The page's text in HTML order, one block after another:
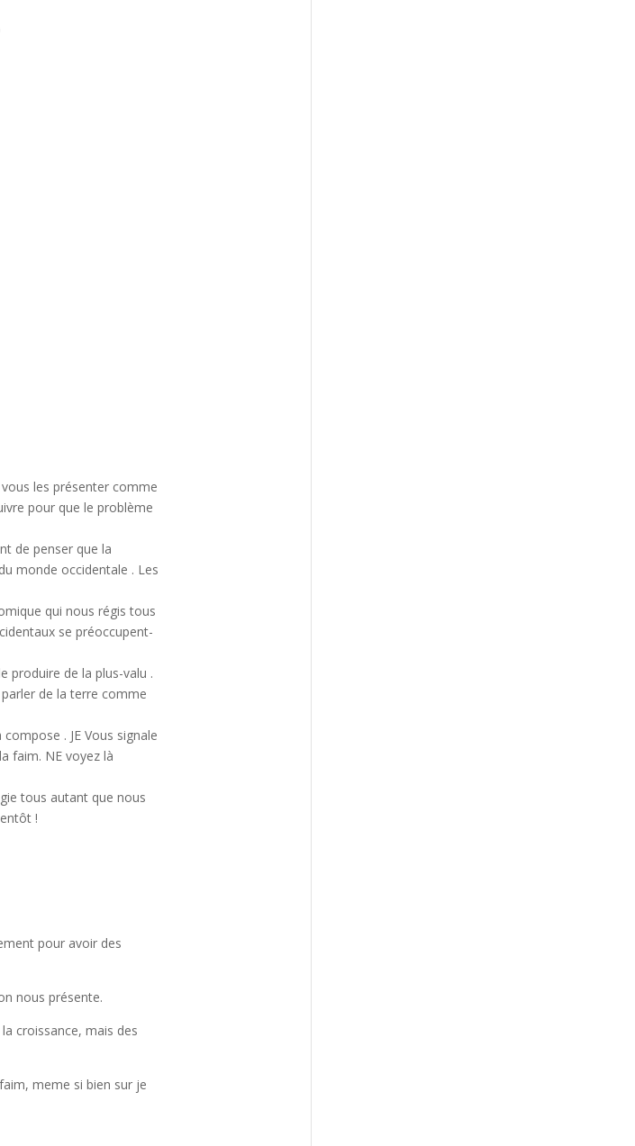
les présenter comme
pour que le problème
de penser que la
monde occidentale . Les
qui nous régis tous
se préoccupent-
produire de la plus-valu .
de la terre comme
. JE Vous signale
faim. NE voyez là
tous autant que nous
!
pour avoir des
nous présente.
croissance, mais des
meme si bien sur je